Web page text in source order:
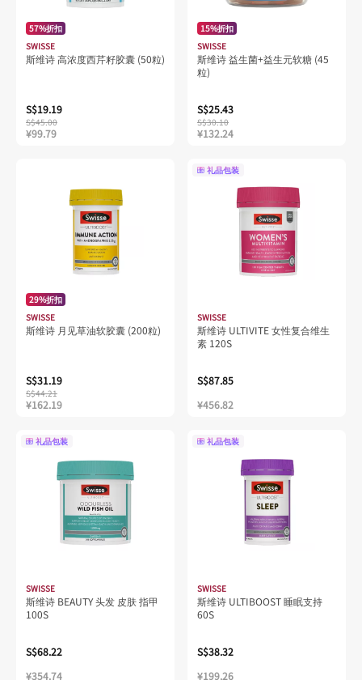
57%折扣
SWISSE
斯维诗 高浓度西芹籽胶囊 (50粒)
S$19.19
S$45.00
¥99.79
15%折扣
SWISSE
斯维诗 益生菌+益生元软糖 (45
粒)
S$25.43
S$30.10
¥132.24
29%折扣
SWISSE
斯维诗 月见草油软胶囊 (200粒)
S$31.19
S$44.21
¥162.19
礼品包装
SWISSE
斯维诗 ULTIVITE 女性复合维生
素 120S
S$87.85
¥456.82
礼品包装
SWISSE
斯维诗 BEAUTY 头发 皮肤 指甲
100S
S$68.22
¥354.74
礼品包装
SWISSE
斯维诗 ULTIBOOST 睡眠支持
60S
S$38.32
¥199.26